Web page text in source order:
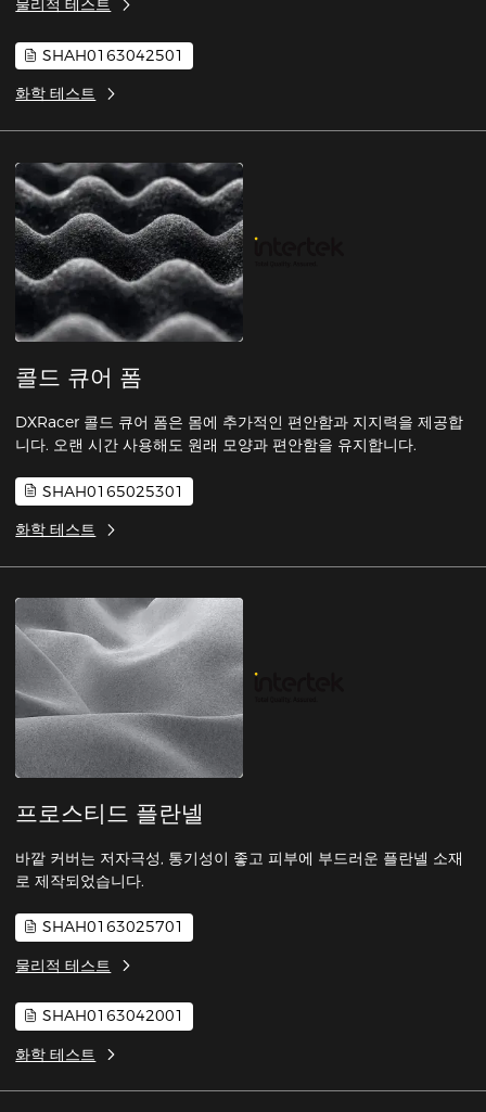
물리적 테스트
SHAH0163042501
화학 테스트
콜드 큐어 폼
DXRacer 콜드 큐어 폼은 몸에 추가적인 편안함과 지지력을 제공합
니다. 오랜 시간 사용해도 원래 모양과 편안함을 유지합니다.
SHAH0165025301
화학 테스트
프로스티드 플란넬
바깥 커버는 저자극성, 통기성이 좋고 피부에 부드러운 플란넬 소재
로 제작되었습니다.
SHAH0163025701
물리적 테스트
SHAH0163042001
화학 테스트